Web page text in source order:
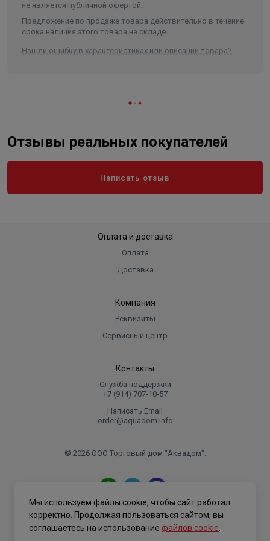
не является публичной офертой.
Предложение по продаже товара действительно в течение
срока наличия этого товара на складе.
Нашли ошибку в характеристиках или описании товара?
Отзывы реальных покупателей
Написать отзыв
Оплата и доставка
Оплата
Доставка
Компания
Реквизиты
Сервисный центр
Контакты
Служба поддержки
+7 (914) 707‑10‑57
Написать Email
order@aquadom.info
© 2026 ООО Торговый дом "Аквадом".
.
Политика конфиденциальности
Мы используем файлы cookie, чтобы сайт работал
корректно. Продолжая пользоваться сайтом, вы
соглашаетесь на использование файлов cookie